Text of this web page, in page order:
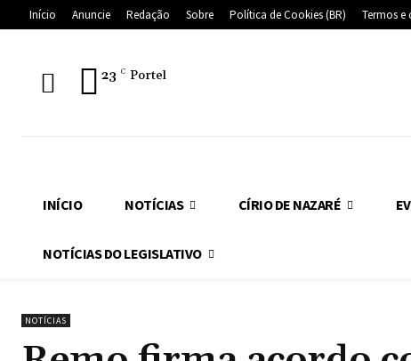
Início Anuncie Redação Sobre Política de Cookies (BR) Termos e
23 C Portel
INÍCIO NOTÍCIAS CÍRIO DE NAZARÉ
NOTÍCIAS DO LEGISLATIVO
NOTÍCIAS